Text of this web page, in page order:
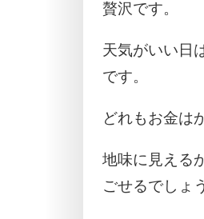
贅沢です。
天気がいい日
です。
どれもお金は
地味に見える
ごせるでしょ